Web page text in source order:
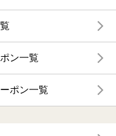
ン一覧
ポン一覧